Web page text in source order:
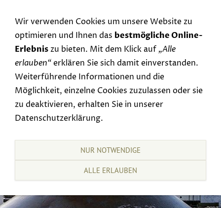
Wir verwenden Cookies um unsere Website zu
optimieren und Ihnen das bestmögliche Online-
Erlebniszu bieten. Mit dem Klick auf „Alle
erlauben“erklären Sie sich damit einverstanden.
Weiterführende Informationen und die
Möglichkeit, einzelne Cookies zuzulassen oder sie
zu deaktivieren, erhalten Sie in unserer
Datenschutzerklärung.
NUR NOTWENDIGE
ALLE ERLAUBEN